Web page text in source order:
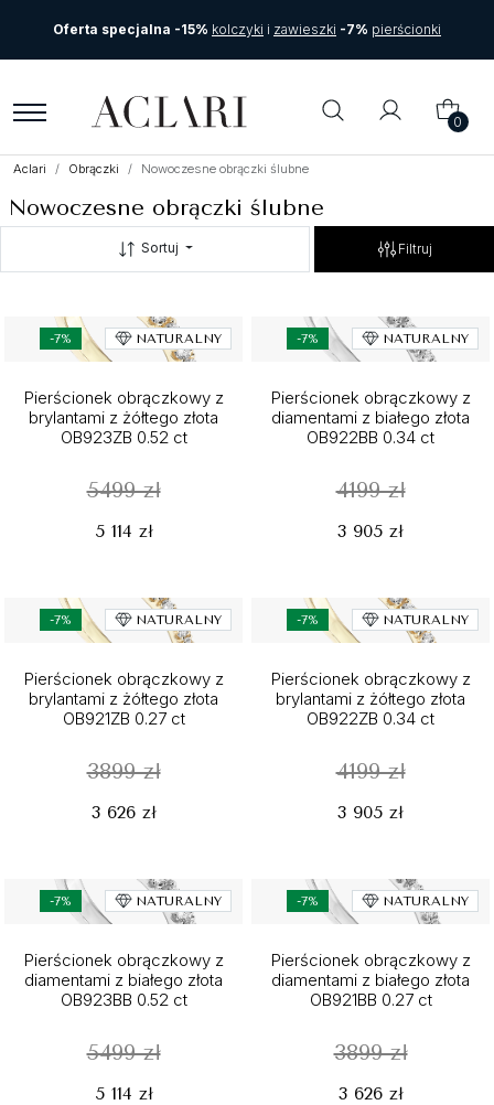
Oferta specjalna -15% kolczyki i zawieszki -7% pierścionki
0
Aclari Obrączki Nowoczesne obrączki ślubne
Nowoczesne obrączki ślubne
Sortuj Filtruj
-7% NATURALNY
Pierścionek obrączkowy z
brylantami z żółtego złota
OB923ZB 0.52 ct
5499 zł
5 114 zł
-7% NATURALNY
Pierścionek obrączkowy z
diamentami z białego złota
OB922BB 0.34 ct
4199 zł
3 905 zł
-7% NATURALNY
Pierścionek obrączkowy z
brylantami z żółtego złota
OB921ZB 0.27 ct
3899 zł
3 626 zł
-7% NATURALNY
Pierścionek obrączkowy z
brylantami z żółtego złota
OB922ZB 0.34 ct
4199 zł
3 905 zł
-7% NATURALNY
Pierścionek obrączkowy z
diamentami z białego złota
OB923BB 0.52 ct
5499 zł
5 114 zł
-7% NATURALNY
Pierścionek obrączkowy z
diamentami z białego złota
OB921BB 0.27 ct
3899 zł
3 626 zł